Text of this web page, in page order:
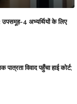
4 अभ्यर्थियों के लिए
विवाद पहुँचा हाई कोर्ट;